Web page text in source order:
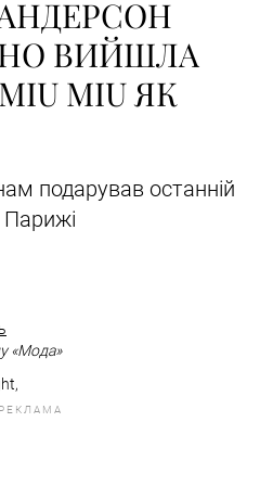
ВИЙШЛА
MIU ЯК
подарував останній
«Мода»
РЕКЛАМА